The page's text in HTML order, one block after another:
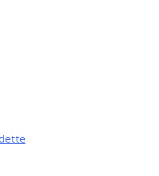
aux entreprises
/ Productivité
en Nouvelle-Beauce
conseils – démarrage